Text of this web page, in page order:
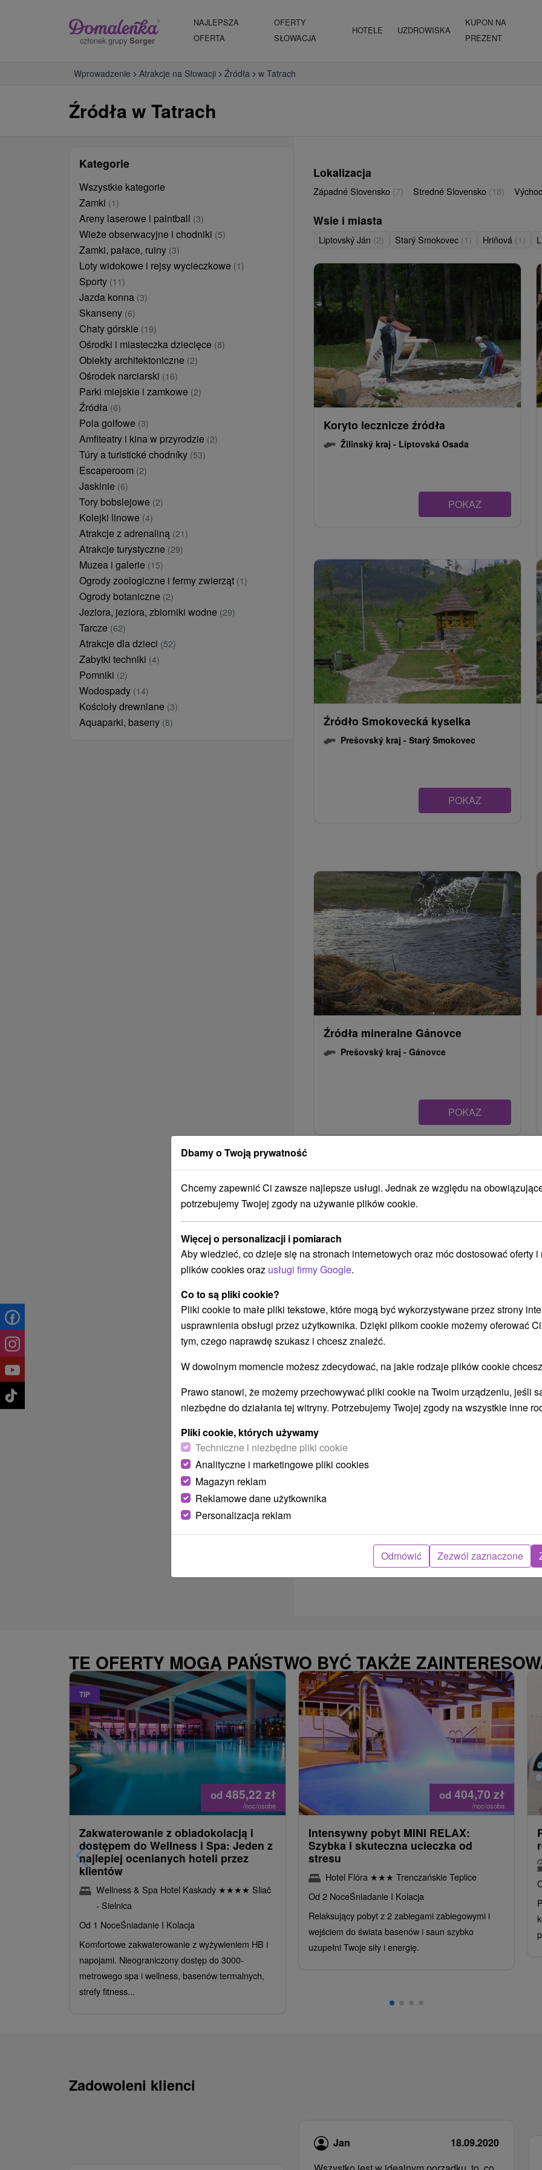
członek grupy Sorger
NAJLEPSZA
OFERTA
OFERTY
SŁOWACJA
HOTELE UZDROWISKA
KUPON NA
PREZENT
Wprowadzenie Atrakcje na Słowacji Źródła w Tatrach
Źródła w Tatrach
Kategorie
Wszystkie kategorie
Zamki (1)
Areny laserowe i paintball (3)
Wieże obserwacyjne i chodniki (5)
Zamki, pałace, ruiny (3)
Loty widokowe i rejsy wycieczkowe (1)
Sporty (11)
Jazda konna (3)
Skanseny (6)
Chaty górskie (19)
Ośrodki i miasteczka dziecięce (8)
Obiekty architektoniczne (2)
Ośrodek narciarski (16)
Parki miejskie i zamkowe (2)
Źródła (6)
Pola golfowe (3)
Amfiteatry i kina w przyrodzie (2)
Túry a turistické chodníky (53)
Escaperoom (2)
Jaskinie (6)
Tory bobslejowe (2)
Kolejki linowe (4)
Atrakcje z adrenaliną (21)
Atrakcje turystyczne (29)
Muzea i galerie (15)
Ogrody zoologiczne i fermy zwierząt (1)
Ogrody botaniczne (2)
Jeziora, jeziora, zbiorniki wodne (29)
Tarcze (62)
Atrakcje dla dzieci (52)
Zabytki techniki (4)
Pomniki (2)
Wodospady (14)
Kościoły drewniane (3)
Aquaparki, baseny (8)
Lokalizacja
Západné Slovensko (7) Stredné Slovensko (18)
Wsie i miasta
Liptovský Ján (2) Starý Smokovec (1) Hriňová (1)
Koryto lecznicze źródła
Žilinský kraj - Liptovská Osada
POKAZ
Źródło Smokovecká kyselka
Prešovský kraj - Starý Smokovec
POKAZ
Źródła mineralne Gánovce
Prešovský kraj - Gánovce
POKAZ
Ak plánujete navštíviť tieto
od288,03zł
/noc/osoba
Relaks i rodzinne samopoczucie w
Donovalach w 4★ hotelu z
wyjątkowymi usługami i dostępem
do saun
Residence Hotel★★ ★★Donovaly
Zrelaksuj się w sercu Donovalów - wellness,
sport, rozrywka i wiele korzyści dla dzieci i
TE OFERTY MOGĄ PAŃSTWO BYĆ TAKŻE
TIP
od 485,22 zł
/noc/osoba
Zakwaterowanie z obiadokolacją i
dostępem do Wellness i Spa: Jeden z
najlepiej ocenianych hoteli przez
klientów
Wellness & Spa Hotel Kaskady ★★★★ Sliač
- Sielnica
Od 1 NoceŚniadanie I Kolacja
Komfortowe zakwaterowanie z wyżywieniem HB i
napojami. Nieograniczony dostęp do 3000-
metrowego spa i wellness, basenów termalnych,
strefy fitness...
od 404,70zł
/noc/osoba
Intensywny pobyt MINI RELAX:
Szybka i skuteczna ucieczka od
stresu
Hotel Flóra ★★★ Trenczańskie Teplice
Od 2 NoceŚniadanie I Kolacja
Relaksujący pobyt z 2 zabiegami zabiegowymi i
wejściem do świata basenów i saun szybko
uzupełni Twoje siły i energię.
Zadowoleni klienci
Jan
18.09.2020
Dbamy o Twoją prywatność
Chcemy zapewnić Ci zawsze najlepsze usługi. Jednak ze względu na
potrzebujemy Twojej zgody na używanie plików cookie.
Więcej o personalizacji i pomiarach
Aby wiedzieć, co dzieje się na stronach internetowych oraz móc dostosować oferty i
plików cookies oraz usługi firmy Google.
Co to są pliki cookie?
Pliki cookie to małe pliki tekstowe, które mogą być wykorzystywane przez strony
usprawnienia obsługi przez użytkownika. Dzięki plikom cookie możemy oferować
tym, czego naprawdę szukasz i chcesz znaleźć.
W dowolnym momencie możesz zdecydować, na jakie rodzaje plików cookie
Prawo stanowi, że możemy przechowywać pliki cookie na Twoim urządzeniu, jeśli
niezbędne do działania tej witryny. Potrzebujemy Twojej zgody na wszystkie inne
Pliki cookie, których używamy
Techniczne i niezbędne pliki cookie
Analityczne i marketingowe pliki cookies
Magazyn reklam
Reklamowe dane użytkownika
Personalizacja reklam
Odmówić Zezwól zaznaczone